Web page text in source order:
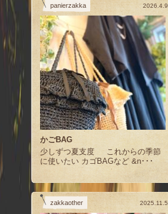
panierzakka 2026.4.9
かごBAG
少しずつ夏支度 これからの季節
に使いたい カゴBAGなど &n･･･
zakkaother 2025.11.5